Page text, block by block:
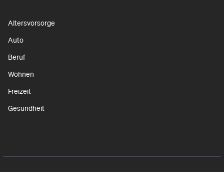
Altersvorsorge
Auto
Beruf
Wohnen
Freizeit
Gesundheit